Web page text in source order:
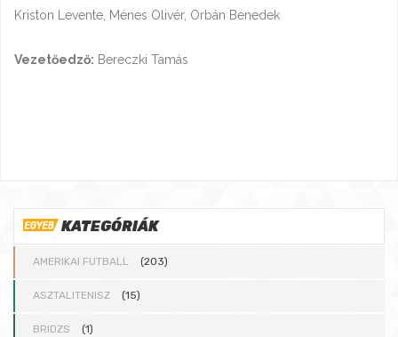
Kriston Levente, Ménes Olivér, Orbán Benedek
Vezetőedző: Bereczki Tamás
KATEGÓRIÁK
AMERIKAI FUTBALL (203)
ASZTALITENISZ (15)
BRIDZS (1)